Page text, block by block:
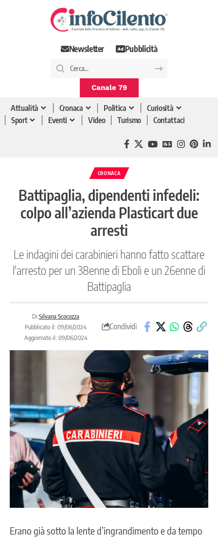
Newsletter Pubblicità
Canale 79
Attualità Cronaca Politica
Curiosità
Sport
Eventi Video Turismo Contattaci
CRONACA
Battipaglia, dipendenti infedeli:
colpo all’azienda Plasticart due
arresti
Le indagini dei carabinieri hanno fatto scattare
l'arresto per un 38enne di Eboli e un 26enne di
Battipaglia
Di:Silvana Scocozza
Pubblicato il: 09/06/2024
Aggiornato il: 09/06/2024
Condividi
Erano già sotto la lente d’ingrandimento e da tempo